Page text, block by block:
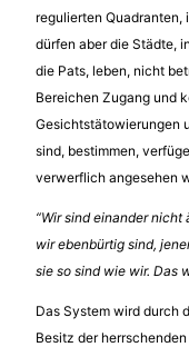
regulierten Quadranten,
dürfen aber die Städte,
die Pats, leben, nicht
Bereichen Zugang und
Gesichtstätowierungen
sind, bestimmen,
verwerflich angesehen
“Wir sind einander
wir ebenbürtig sind,
sie so sind wie wir. Das
Das System wird durch
Besitz der